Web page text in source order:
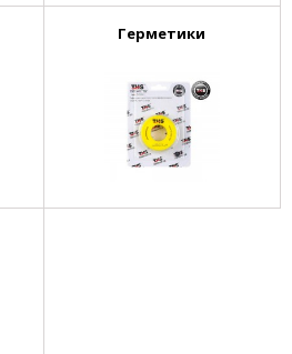
Герметики